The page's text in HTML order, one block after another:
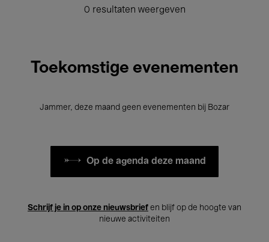
0 resultaten weergeven
Toekomstige evenementen
Jammer, deze maand geen evenementen bij Bozar
Op de agenda deze maand
Schrijf je in op onze nieuwsbrief en blijf op de hoogte van
nieuwe activiteiten